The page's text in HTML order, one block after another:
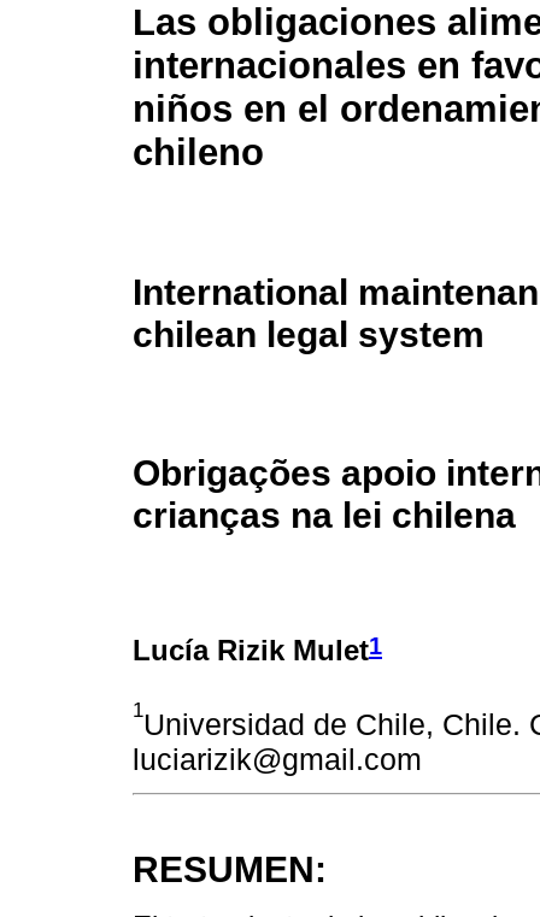
Las obligaciones
internacionales en
niños en el
chileno
International
chilean legal system
Obrigações apoio
crianças na lei chilena
Lucía Rizik Mulet1
1Universidad de Chile, Chile.
luciarizik@gmail.com
RESUMEN: